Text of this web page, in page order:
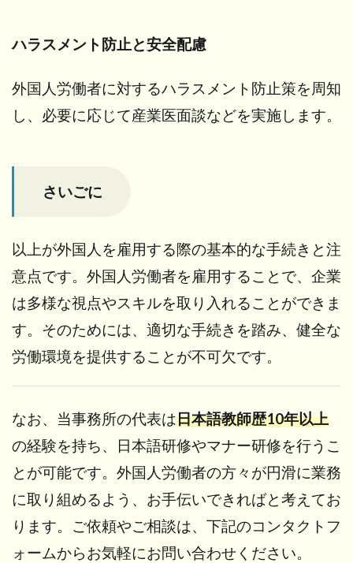
ハラスメント防止と安全配慮
外国人労働者に対するハラスメント防止策を周知
し、必要に応じて産業医面談などを実施します。
さいごに
以上が外国人を雇用する際の基本的な手続きと注
意点です。外国人労働者を雇用することで、企業
は多様な視点やスキルを取り入れることができま
す。そのためには、適切な手続きを踏み、健全な
労働環境を提供することが不可欠です。
なお、当事務所の代表は日本語教師歴10年以上
の経験を持ち、日本語研修やマナー研修を行うこ
とが可能です。外国人労働者の方々が円滑に業務
に取り組めるよう、お手伝いできればと考えてお
ります。ご依頼やご相談は、下記のコンタクトフ
ォームからお気軽にお問い合わせください。